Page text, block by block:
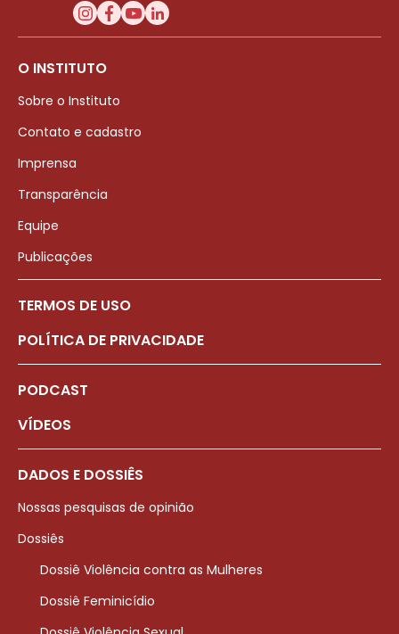
O INSTITUTO
Sobre o Instituto
Contato e cadastro
Imprensa
Transparência
Equipe
Publicações
TERMOS DE USO
POLÍTICA DE PRIVACIDADE
PODCAST
VÍDEOS
DADOS E DOSSIÊS
Nossas pesquisas de opinião
Dossiês
Dossiê Violência contra as Mulheres
Dossiê Feminicídio